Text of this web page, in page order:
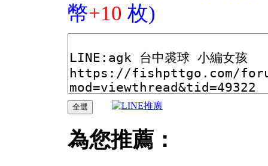
幣+10 枚)
為您推薦：